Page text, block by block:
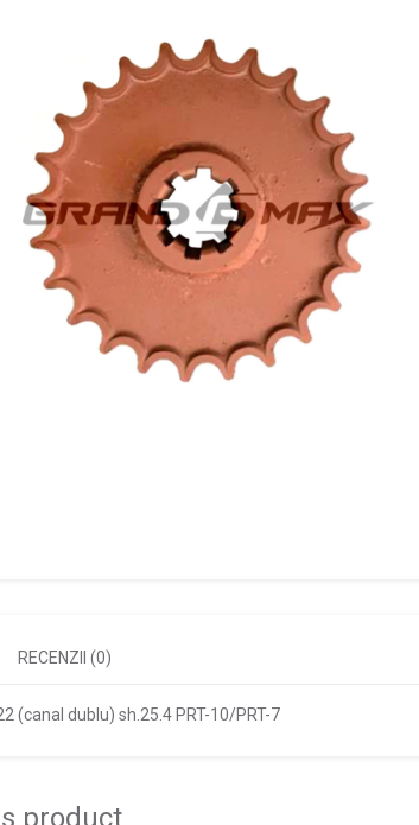
RECENZII (0)
(canal dublu) sh.25.4 PRT-10/PRT-7
product